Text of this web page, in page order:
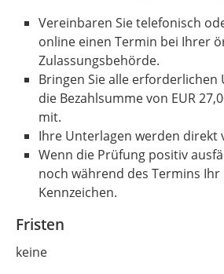
Vereinbaren Sie telefonisch
online einen Termin bei Ihrer
Zulassungsbehörde.
Bringen Sie alle erforderlichen
die Bezahlsumme von EUR
mit.
Ihre Unterlagen werden direkt
Wenn die Prüfung positiv
noch während des Termins Ihr
Kennzeichen.
Fristen
keine